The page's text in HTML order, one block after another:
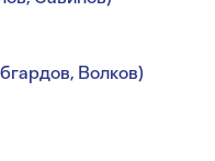
Волков)